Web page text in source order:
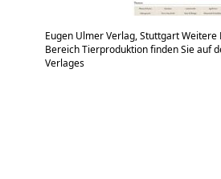
Eugen Ulmer Verlag, Stuttgart
Bereich Tierproduktion finden Sie auf
Verlages